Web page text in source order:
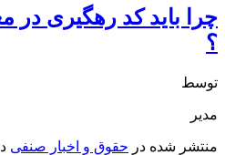
چرا باید کد رهگیری در
؟
توسط
مدیر
منتشر شده در حقوق و اخبار صنفی